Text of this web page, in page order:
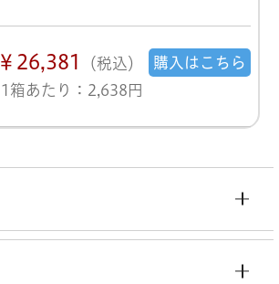
￥26,381
（税込）
1箱あたり：2,638円
購入はこちら